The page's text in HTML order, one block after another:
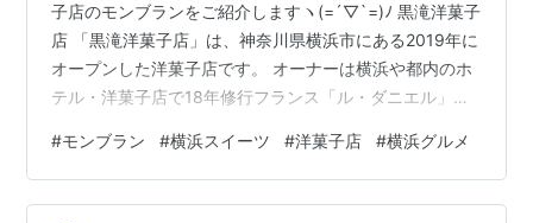
子店のモンブランをご紹介しますヽ(=´▽`=)ﾉ 黒滝洋菓子
店 「黒滝洋菓子店」は、神奈川県横浜市にある2019年に
オープンした洋菓子店です。 オーナーは横浜や都内のホ
テル・洋菓子店で18年修行フランス「ル・ダニエル」で1
加物を使用せず、身体に優しい素材を使ったケーキや焼
き菓子を提供しています。 大人はもちろん、子どもにも
安心して食べさせられるのが嬉しいですね。
#モンブラン #横浜スイーツ #洋菓子店 #横浜グルメ